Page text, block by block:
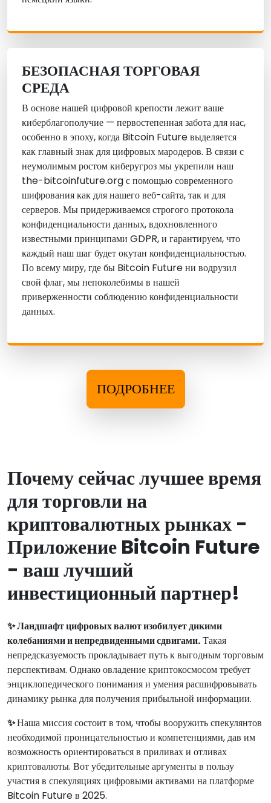
БЕЗОПАСНАЯ ТОРГОВАЯ
СРЕДА
В основе нашей цифровой крепости лежит ваше
киберблагополучие — первостепенная забота для нас,
особенно в эпоху, когда Bitcoin Future выделяется
как главный знак для цифровых мародеров. В связи с
неумолимым ростом киберугроз мы укрепили наш
the-bitcoinfuture.org с помощью современного
шифрования как для нашего веб-сайта, так и для
серверов. Мы придерживаемся строгого протокола
конфиденциальности данных, вдохновленного
известными принципами GDPR, и гарантируем, что
каждый наш шаг будет окутан конфиденциальностью.
По всему миру, где бы Bitcoin Future ни водрузил
свой флаг, мы непоколебимы в нашей
приверженности соблюдению конфиденциальности
данных.
ПОДРОБНЕЕ
Почему сейчас лучшее время
для торговли на
криптовалютных рынках -
Приложение Bitcoin Future
- ваш лучший
инвестиционный партнер!
✨ Ландшафт цифровых валют изобилует дикими
колебаниями и непредвиденными сдвигами.Такая
непредсказуемость прокладывает путь к выгодным торговым
перспективам. Однако овладение криптокосмосом требует
энциклопедического понимания и умения расшифровывать
динамику рынка для получения прибыльной информации.
✨Наша миссия состоит в том, чтобы вооружить спекулянтов
необходимой проницательностью и компетенциями, дав им
возможность ориентироваться в приливах и отливах
криптовалюты. Вот убедительные аргументы в пользу
участия в спекуляциях цифровыми активами на платформе
Bitcoin Future в 2025.